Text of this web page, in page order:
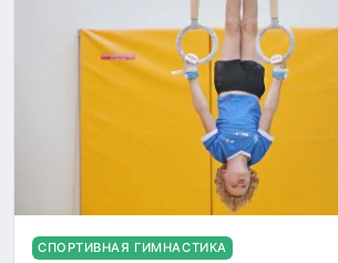
СПОРТИВНАЯ ГИМНАСТИКА